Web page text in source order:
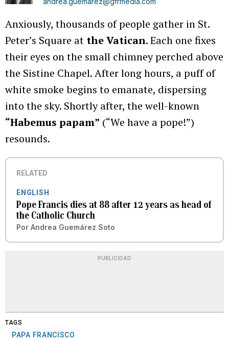
Anxiously, thousands of people gather in St.
Peter’s Square at the Vatican. Each one fixes
their eyes on the small chimney perched above
the Sistine Chapel. After long hours, a puff of
white smoke begins to emanate, dispersing
into the sky. Shortly after, the well-known
“Habemus papam” (“We have a pope!”)
resounds.
RELATED
ENGLISH
Pope Francis dies at 88 after 12 years as head of
the Catholic Church
Por Andrea Guemárez Soto
PUBLICIDAD
TAGS
PAPA FRANCISCO